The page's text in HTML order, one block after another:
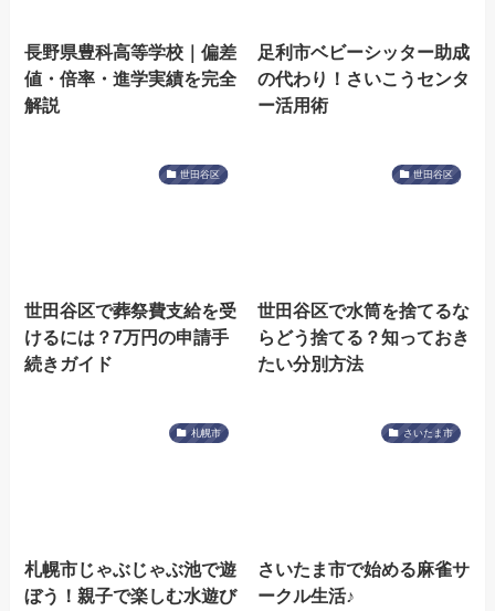
長野県豊科高等学校｜偏差
値・倍率・進学実績を完全
解説
足利市ベビーシッター助成
の代わり！さいこうセンタ
ー活用術
世田谷区
世田谷区で葬祭費支給を受
けるには？7万円の申請手
続きガイド
世田谷区
世田谷区で水筒を捨てるな
らどう捨てる？知っておき
たい分別方法
札幌市
札幌市じゃぶじゃぶ池で遊
ぼう！親子で楽しむ水遊び
さいたま市
さいたま市で始める麻雀サ
ークル生活♪